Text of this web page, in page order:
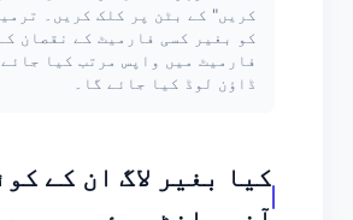
کریں" کے بٹن پر کلک کریں۔
کو بغیر کسی فارمیٹ کے نقصان
فارمیٹ میں واپس مرتب کیا جائے
ڈاؤن لوڈ کیا جائے گا۔
کیا بغیر لاگ ان کے